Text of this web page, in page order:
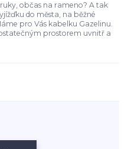
občas na rameno? A tak
do města, na běžné
pro Vás kabelku Gazelinu.
prostorem uvnitř a